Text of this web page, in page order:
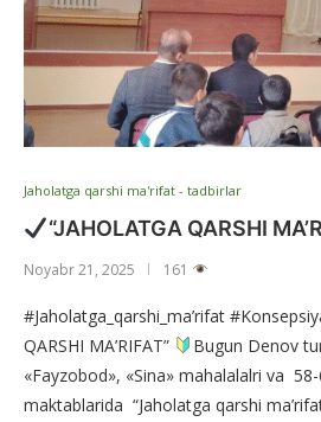
Jaholatga qarshi ma'rifat - tadbirlar
“JAHOLATGA QARSHI
Noyabr 21, 2025 161
#Jaholatga_qarshi_ma’rifat
QARSHI MA’RIFAT”
Bugun Denov
«Fayzobod», «Sina» mahalalalri va
maktablarida “Jaholatga qarshi